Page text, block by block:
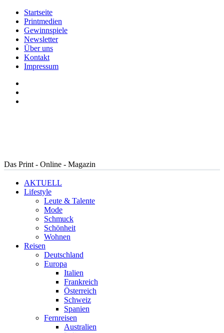
Startseite
Printmedien
Gewinnspiele
Newsletter
Über uns
Kontakt
Impressum
Das Print - Online - Magazin
AKTUELL
Lifestyle
Leute & Talente
Mode
Schmuck
Schönheit
Wohnen
Reisen
Deutschland
Europa
Italien
Frankreich
Österreich
Schweiz
Spanien
Fernreisen
Australien